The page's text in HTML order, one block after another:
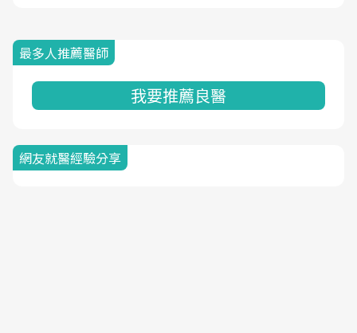
最多人推薦醫師
我要推薦良醫
網友就醫經驗分享